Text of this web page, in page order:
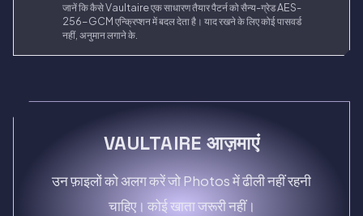
जानें कि कैसे Vaultaire एक साधारण तैयार पैटर्न को सैन्य-ग्रेड AES-
256-GCM एन्क्रिप्शन में बदल देता है। याद रखने के लिए कोई पासवर्ड
नहीं, अनुमान लगाने के.
VAULTAIRE आज़माएं
उन फ़ाइलों को अलग करें जो Photos में ढीली नहीं रहनी
चाहिए। कोई खाता जरूरी नहीं।